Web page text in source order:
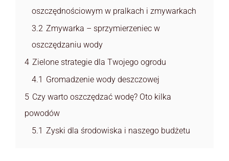
oszczędnościowym w pralkach i zmywarkach
3.2 Zmywarka – sprzymierzeniec w
oszczędzaniu wody
4 Zielone strategie dla Twojego ogrodu
4.1 Gromadzenie wody deszczowej
5 Czy warto oszczędzać wodę? Oto kilka
powodów
5.1 Zyski dla środowiska i naszego budżetu